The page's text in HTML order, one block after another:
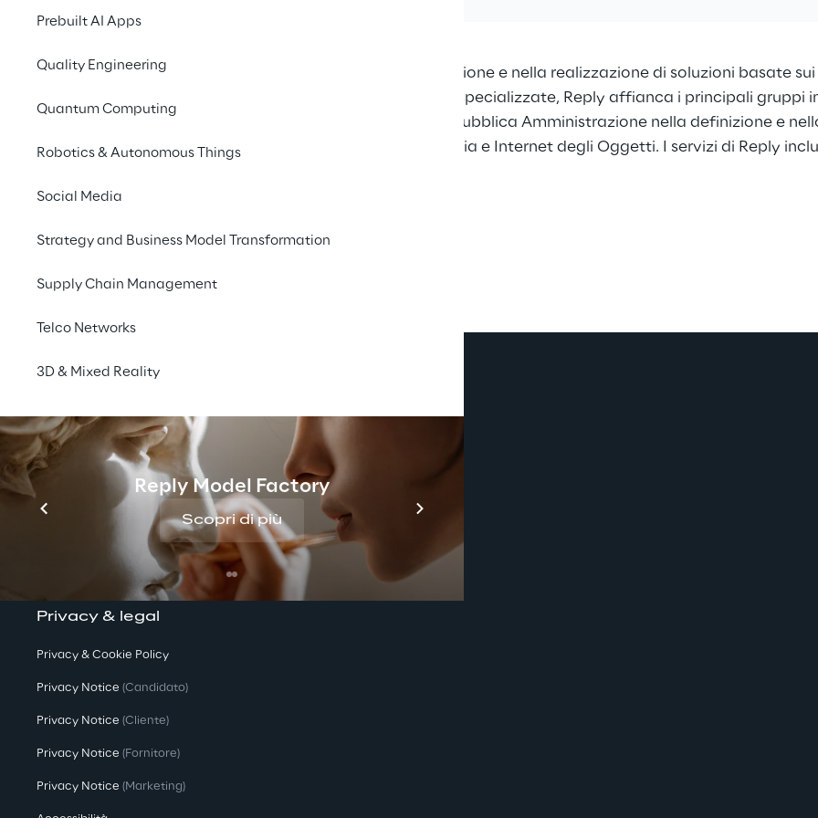
Prebuilt AI Apps
Quality Engineering
Quantum Computing
Robotics & Autonomous Things
Social Media
Strategy and Business Model Transformation
Supply Chain Management
Telco Networks
3D & Mixed Reality
Reply Model Factory
Scopri di più
Reply [MTA, STAR: REY] è specializzata nella progettazione e nella realizzazione di soluzioni basate
Costituita da un modello a rete di aziende altamente specializzate, Reply affianca i principali gruppi
& Media, Industria e Servizi, Banche e Assicurazioni e Pubblica Amministrazione nella definizione e
nuovi paradigmi dell’AI, Cloud Computing, Digital Media e Internet degli Oggetti. I servizi di Reply
We are
Company Profile
Privacy & legal
Privacy & Cookie Policy
Privacy Notice (Candidato)
Privacy Notice (Cliente)
Privacy Notice (Fornitore)
Privacy Notice (Marketing)